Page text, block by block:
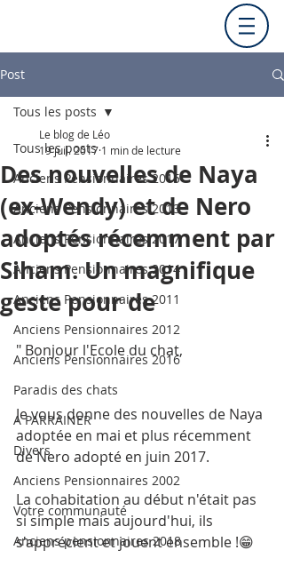
Post
Tous les posts
Anciens Pensionnaires 2015
Anciens Pensionnaires 2013
Anciens Pensionnaires 2017
Anciens Pensionnaires 2014
Anciens Pensionnaires 2011
Anciens Pensionnaires 2012
Anciens Pensionnaires 2016
Paradis des chats
A PARRAINER
Divers
Anciens Pensionnaires 2002
Votre communauté
Anciens pensionnaires 2018
Tous les posts
Des nouvelles de Naya
(ex-Wendy) et de Nero
adoptés récemment par
Siham. Un magnifique
geste pour de
Le blog de Léo
19 juil. 2017 1 min de lecture
" Bonjour l'Ecole du chat,
Je vous donne des nouvelles de Naya
adoptée en mai et plus récemment
de Nero adopté en juin 2017.
La cohabitation au début n'était pas
si simple mais aujourd'hui, ils
s'apprécient et jouent ensemble !😁